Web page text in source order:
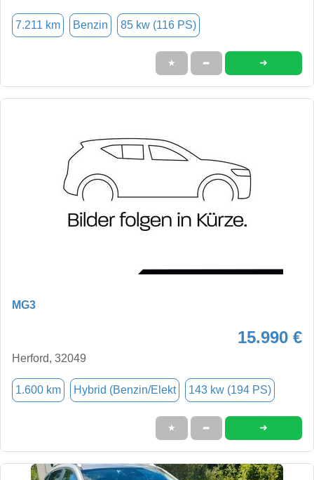
7.211 km Benzin 85 kw (116 PS)
★ ➦ ➜
MG3
15.990 €
Herford, 32049
1.600 km Hybrid (Benzin/Elekt 143 kw (194 PS)
★ ➦ ➜